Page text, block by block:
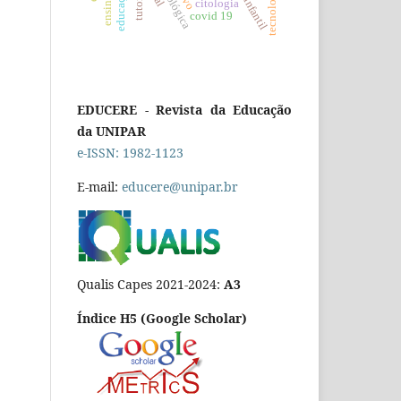
citologia
covid 19
EDUCERE - Revista da Educação
da UNIPAR
e-ISSN: 1982-1123
E-mail: educere@unipar.br
Qualis Capes 2021-2024: A3
Índice H5 (Google Scholar)